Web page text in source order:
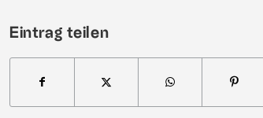
Eintrag teilen